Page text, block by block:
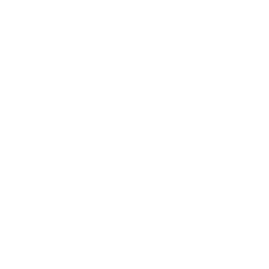
Сайт снова
cookie (в т.ч.
по ссылке в нижней
Эти сookie-файлы
в
Сайт снова
cookie (в т.ч.
по ссылке в нижней
Эти сookie-файлы
в